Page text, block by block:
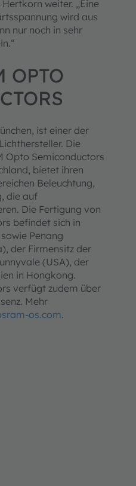
weiter. „Eine
wird aus
nur noch in sehr
OPTO
ist einer der
Die
Opto Semiconductors
bietet ihren
Beleuchtung,
die auf
Die Fertigung von
befindet sich in
Penang
der Firmensitz der
(USA), der
in Hongkong.
verfügt zudem über
Mehr
os.com.